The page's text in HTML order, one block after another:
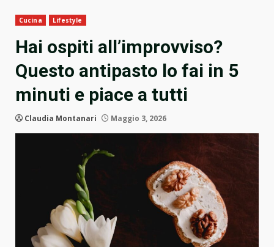
Cucina Lifestyle
Hai ospiti all’improvviso?
Questo antipasto lo fai in 5
minuti e piace a tutti
Claudia Montanari Maggio 3, 2026